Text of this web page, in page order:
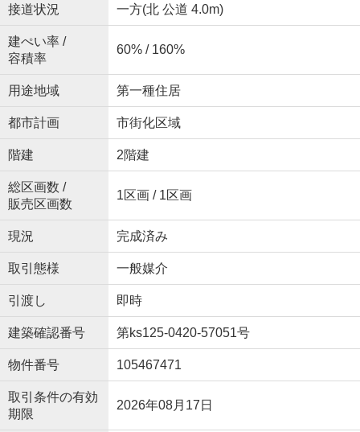
接道状況 一方(北 公道 4.0m)
建ぺい率 /
容積率
60% / 160%
用途地域 第一種住居
都市計画 市街化区域
階建 2階建
総区画数 /
販売区画数
1区画 / 1区画
現況 完成済み
取引態様 一般媒介
引渡し 即時
建築確認番号 第ks125-0420-57051号
物件番号 105467471
取引条件の有効
期限
2026年08月17日